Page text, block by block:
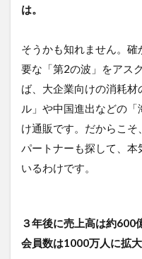
は。
そうかも知れません。
要な「第2の波」をアス
ば、大企業向けの消耗
ル」や中国進出などの
け通販です。だからこそ
パートナーも探して、
いるわけです。
３年後に売上高は約600
会員数は1000万人に拡